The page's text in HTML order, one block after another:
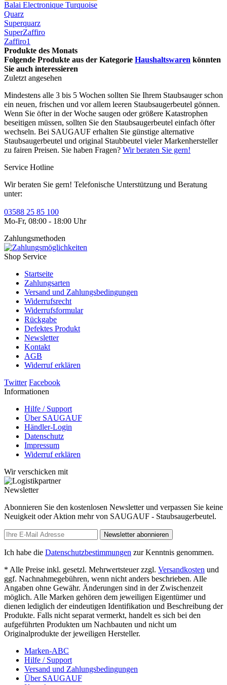
Balai Electronique Turquoise
Quarz
Superquarz
SuperZaffiro
Zaffiro1
Produkte des Monats
Folgende Produkte aus der Kategorie Haushaltswaren könnten
Sie auch interessieren
Zuletzt angesehen
Mindestens alle 3 bis 5 Wochen sollten Sie Ihrem Staubsauger schon
ein neuen, frischen und vor allem leeren Staubsaugerbeutel gönnen.
Wenn Sie öfter in der Woche saugen oder größere Katastrophen
beseitigen müssen, sollten Sie den Staubsaugerbeutel einfach öfter
wechseln. Bei SAUGAUF erhalten Sie günstige alternative
Staubsaugerbeutel und original Staubbeutel vieler Markenhersteller
zu fairen Preisen. Sie haben Fragen? Wir beraten Sie gern!
Service Hotline
Wir beraten Sie gern! Telefonische Unterstützung und Beratung
unter:
03588 25 85 100
Mo-Fr, 08:00 - 18:00 Uhr
Zahlungsmethoden
Shop Service
Startseite
Zahlungsarten
Versand und Zahlungsbedingungen
Widerrufsrecht
Widerrufsformular
Rückgabe
Defektes Produkt
Newsletter
Kontakt
AGB
Widerruf erklären
Twitter Facebook
Informationen
Hilfe / Support
Über SAUGAUF
Händler-Login
Datenschutz
Impressum
Widerruf erklären
Wir verschicken mit
Newsletter
Abonnieren Sie den kostenlosen Newsletter und verpassen Sie keine
Neuigkeit oder Aktion mehr von SAUGAUF - Staubsaugerbeutel.
Newsletter abonnieren
Ich habe die Datenschutzbestimmungen zur Kenntnis genommen.
* Alle Preise inkl. gesetzl. Mehrwertsteuer zzgl. Versandkosten und
ggf. Nachnahmegebühren, wenn nicht anders beschrieben. Alle
Angaben ohne Gewähr. Änderungen sind in der Zwischenzeit
möglich. Alle Marken gehören dem jeweiligen Eigentümer und
dienen lediglich der eindeutigen Identifikation und Beschreibung der
Produkte. Falls nicht separat vermerkt, handelt es sich bei den
aufgeführten Produkten um Nachbauten und nicht um
Originalprodukte der jeweiligen Hersteller.
Marken-ABC
Hilfe / Support
Versand und Zahlungsbedingungen
Über SAUGAUF